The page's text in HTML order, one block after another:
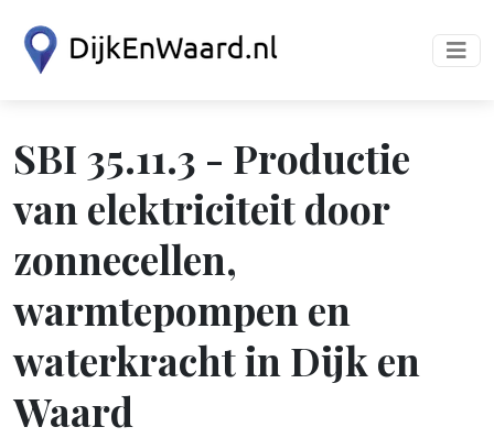
SBI 35.11.3 - Productie
van elektriciteit door
zonnecellen,
warmtepompen en
waterkracht in Dijk en
Waard